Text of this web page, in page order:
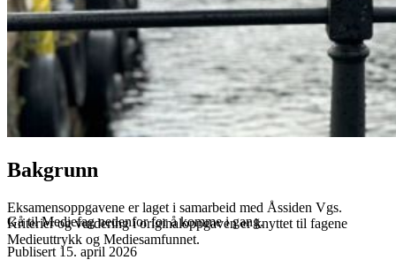
Bakgrunn
Eksamensoppgavene er laget i samarbeid med Åssiden Vgs.
Kriterier og vurdering i originaloppgaven er knyttet til fagene
Medieuttrykk og Mediesamfunnet.
Gå til Mediefag nedenfor for å komme i gang.
Publisert 15. april 2026